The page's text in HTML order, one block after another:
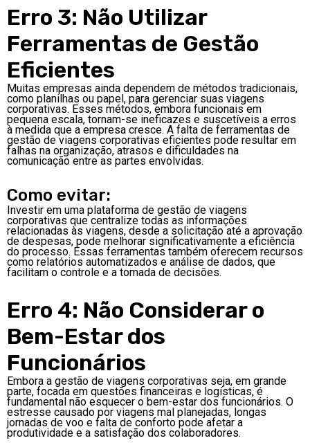
Erro 3: Não Utilizar
Ferramentas de Gestão
Eficientes
Muitas empresas ainda dependem de métodos tradicionais,
como planilhas ou papel, para gerenciar suas viagens
corporativas. Esses métodos, embora funcionais em
pequena escala, tornam-se ineficazes e suscetíveis a erros
à medida que a empresa cresce. A falta de ferramentas de
gestão de viagens corporativas eficientes pode resultar em
falhas na organização, atrasos e dificuldades na
comunicação entre as partes envolvidas.
Como evitar:
Investir em uma plataforma de gestão de viagens
corporativas que centralize todas as informações
relacionadas às viagens, desde a solicitação até a aprovação
de despesas, pode melhorar significativamente a eficiência
do processo. Essas ferramentas também oferecem recursos
como relatórios automatizados e análise de dados, que
facilitam o controle e a tomada de decisões.
Erro 4: Não Considerar o
Bem-Estar dos
Funcionários
Embora a gestão de viagens corporativas seja, em grande
parte, focada em questões financeiras e logísticas, é
fundamental não esquecer o bem-estar dos funcionários. O
estresse causado por viagens mal planejadas, longas
jornadas de voo e falta de conforto pode afetar a
produtividade e a satisfação dos colaboradores.